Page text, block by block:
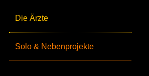
Die Ärzte
Solo & Nebenprojekte